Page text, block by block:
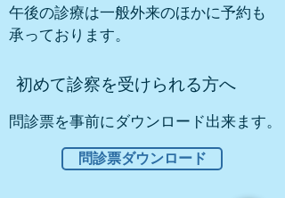
午後の診療は一般外来のほかに予約も
承っております。
初めて診察を受けられる方へ
問診票を事前にダウンロード出来ます。
問診票ダウンロード